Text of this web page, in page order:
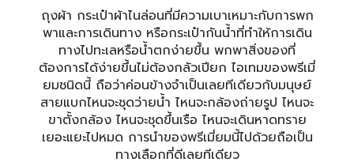
ถุงผ้า กระเป๋าผ้าไนล่อนที่มีความเบาเหมาะกับการพก
พาและการเดินทาง หรือกระเป๋ากันน้ำที่ทำให้การเดิน
ทางไปทะเลหรือน้ำตกง่ายขึ้น พกพาสิ่งของที่
ต้องการได้ง่ายขึ้นไม่ต้องกลัวเปียก ไอเทมของพรีเมี่
ยมชนิดนี้ ถือว่าค่อนข้างจำเป็นเลยทีเดียวกับมนุษย์
สายแบกไหนจะชุดว่ายน้ำ ไหนจะกล้องถ่ายรูป ไหนจะ
ขาตั้งกล้อง ไหนจะชุดขึ้นเรือ ไหนจะเดินหาดทราย
เยอะแยะไปหมด การนำของพรีเมี่ยมนี้ไปด้วยถือเป็น
ทางเลือกที่ดีเลยทีเดียว